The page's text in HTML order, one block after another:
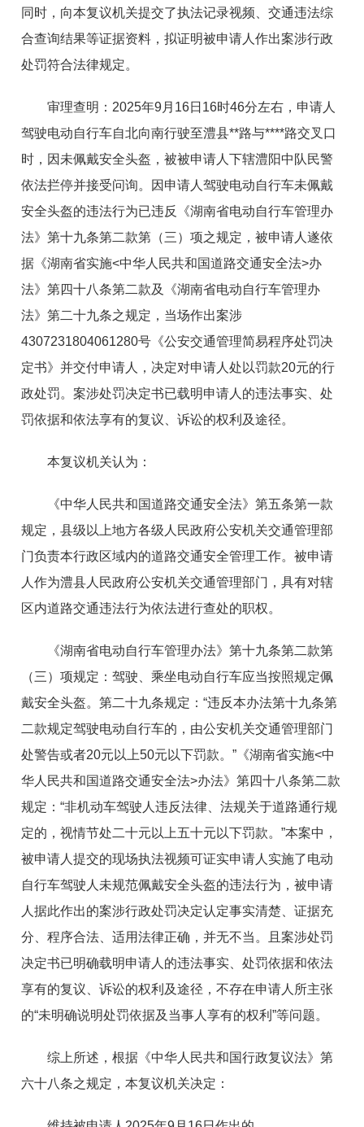
同时，向本复议机关提交了执法记录视频、交通违法综
合查询结果等证据资料，拟证明被申请人作出案涉行政
处罚符合法律规定。
审理查明：2025年9月16日16时46分左右，申请人
驾驶电动自行车自北向南行驶至澧县**路与****路交叉口
时，因未佩戴安全头盔，被被申请人下辖澧阳中队民警
依法拦停并接受问询。因申请人驾驶电动自行车未佩戴
安全头盔的违法行为已违反《湖南省电动自行车管理办
法》第十九条第二款第（三）项之规定，被申请人遂依
据《湖南省实施<中华人民共和国道路交通安全法>办
法》第四十八条第二款及《湖南省电动自行车管理办
法》第二十九条之规定，当场作出案涉
4307231804061280号《公安交通管理简易程序处罚决
定书》并交付申请人，决定对申请人处以罚款20元的行
政处罚。案涉处罚决定书已载明申请人的违法事实、处
罚依据和依法享有的复议、诉讼的权利及途径。
本复议机关认为：
《中华人民共和国道路交通安全法》第五条第一款
规定，县级以上地方各级人民政府公安机关交通管理部
门负责本行政区域内的道路交通安全管理工作。被申请
人作为澧县人民政府公安机关交通管理部门，具有对辖
区内道路交通违法行为依法进行查处的职权。
《湖南省电动自行车管理办法》第十九条第二款第
（三）项规定：驾驶、乘坐电动自行车应当按照规定佩
戴安全头盔。第二十九条规定：“违反本办法第十九条第
二款规定驾驶电动自行车的，由公安机关交通管理部门
处警告或者20元以上50元以下罚款。”《湖南省实施<中
华人民共和国道路交通安全法>办法》第四十八条第二款
规定：“非机动车驾驶人违反法律、法规关于道路通行规
定的，视情节处二十元以上五十元以下罚款。”本案中，
被申请人提交的现场执法视频可证实申请人实施了电动
自行车驾驶人未规范佩戴安全头盔的违法行为，被申请
人据此作出的案涉行政处罚决定认定事实清楚、证据充
分、程序合法、适用法律正确，并无不当。且案涉处罚
决定书已明确载明申请人的违法事实、处罚依据和依法
享有的复议、诉讼的权利及途径，不存在申请人所主张
的“未明确说明处罚依据及当事人享有的权利”等问题。
综上所述，根据《中华人民共和国行政复议法》第
六十八条之规定，本复议机关决定：